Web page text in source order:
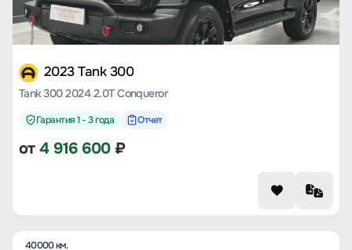
2023 Tank 300
Tank 300 2024 2.0T Conqueror
Гарантия 1 - 3 года Отчет
от4 916 600₽
40000 км.